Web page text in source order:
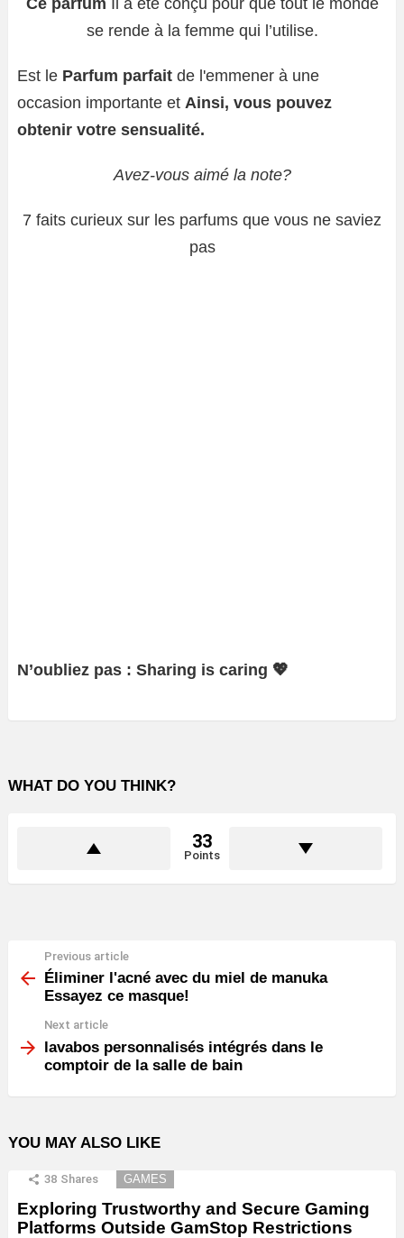
se rende à la femme qui l’utilise.
Est le Parfum parfait de l'emmener à une
occasion importante et Ainsi, vous pouvez
obtenir votre sensualité.
Avez-vous aimé la note?
7 faits curieux sur les parfums que vous ne saviez
pas
N’oubliez pas : Sharing is caring 💖
WHAT DO YOU THINK?
33
Points
more
Previous article
Éliminer l'acné avec du miel de manuka
Essayez ce masque!
Next article
lavabos personnalisés intégrés dans le
comptoir de la salle de bain
YOU MAY ALSO LIKE
38 Shares GAMES
Exploring Trustworthy and Secure Gaming
Platforms Outside GamStop Restrictions